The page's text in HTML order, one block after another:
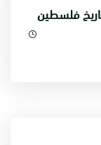
فلسطين